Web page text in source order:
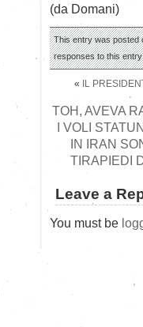
(da Domani)
This entry was posted
responses to this
« IL
TOH, AVEVA
I VOLI
IN IRAN
TIRAPIEDI
Leave a
You must be